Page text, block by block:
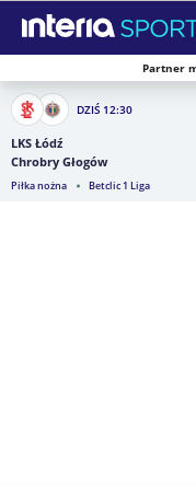
Zamknij i przejdź na stronę
Partner
DZIŚ 12:30
LKS Łódź
Chrobry Głogów
Piłka nożna Betclic 1 Liga